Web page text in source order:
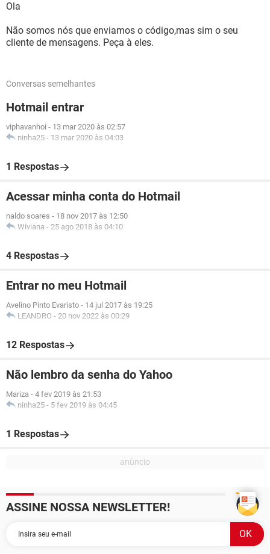
Ola
Não somos nós que enviamos o código,mas sim o seu
cliente de mensagens. Peça à eles.
Conversas semelhantes
Hotmail entrar
viphavanhoi - 13 mar 2020 às 02:57
ninha25 - 13 mar 2020 às 04:03
1 Respostas
Acessar minha conta do Hotmail
naldo soares - 18 nov 2017 às 12:50
Wiviana - 25 ago 2018 às 04:10
4 Respostas
Entrar no meu Hotmail
Avelino Pinto Evaristo - 14 jul 2017 às 19:25
LEANDRO - 20 nov 2022 às 00:29
12 Respostas
Não lembro da senha do Yahoo
Mariza - 4 fev 2019 às 21:53
ninha25 - 5 fev 2019 às 04:45
1 Respostas
ASSINE NOSSA NEWSLETTER!